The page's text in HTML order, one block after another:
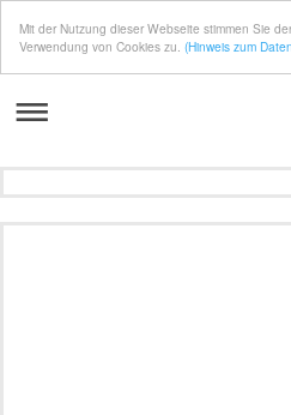
Mit der Nutzung dieser Webseite stimmen Sie der
Verwendung von Cookies zu. (Hinweis zum